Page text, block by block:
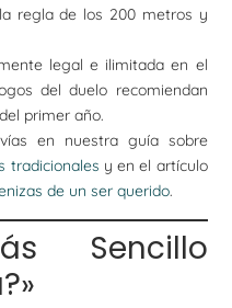
regla de los 200 metros y
legal e ilimitada en el
del duelo recomiendan
primer año.
en nuestra guía sobre
tradicionales y en el artículo
de un ser querido.
Sencillo